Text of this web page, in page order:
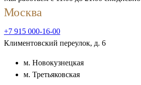
Москва
+7 915 000-16-00
Климентовский переулок, д. 6
м. Новокузнецкая
м. Третьяковская